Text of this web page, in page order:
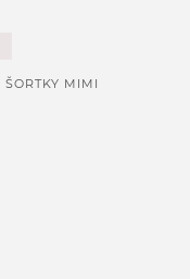
ŠORTKY MIMI